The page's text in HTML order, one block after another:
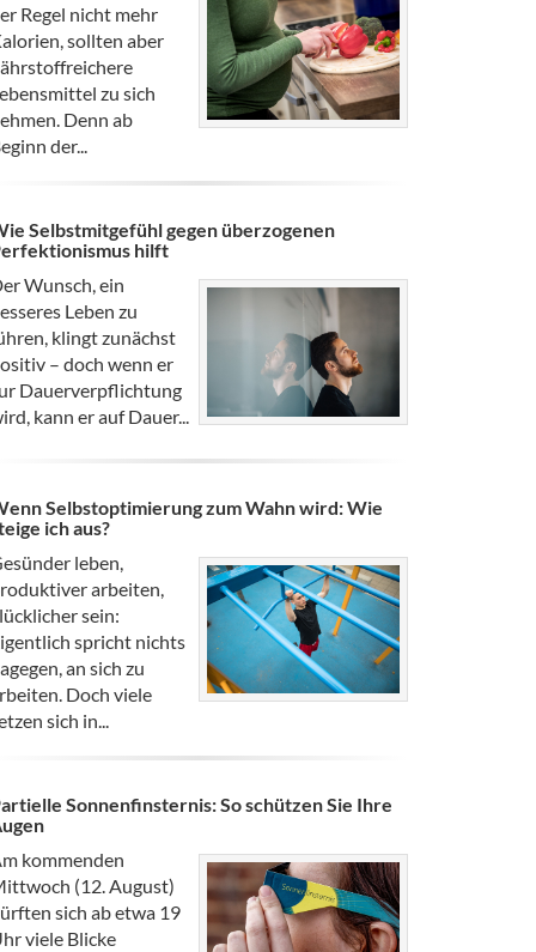
Regel nicht mehr
sollten aber
zu sich
Denn ab
der...
Selbstmitgefühl gegen überzogenen
hilft
Wunsch, ein
Leben zu
klingt zunächst
– doch wenn er
Dauerverpflichtung
kann er auf Dauer...
Selbstoptimierung zum Wahn wird: Wie
ich aus?
leben,
arbeiten,
sein:
spricht nichts
an sich zu
Doch viele
sich in...
Sonnenfinsternis: So schützen Sie Ihre
kommenden
(12. August)
sich ab etwa 19
viele Blicke